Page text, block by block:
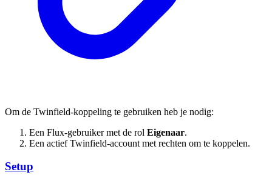
Om de Twinfield-koppeling te gebruiken heb je nodig:
Een Flux-gebruiker met de rol Eigenaar.
Een actief Twinfield-account met rechten om te koppelen.
Setup